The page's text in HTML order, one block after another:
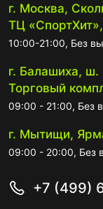
г. Москва,
ТЦ
10:00-21:00, Без
г. Балашиха, ш.
Торговый
09:00 - 21:00, Без
г. Мытищи,
09:00 - 20:00, Без
+7 (499)